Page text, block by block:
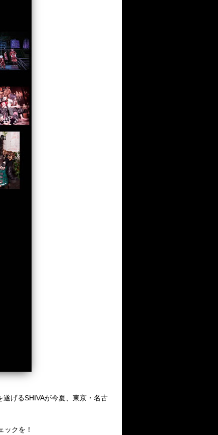
げるSHIVAが今夏、東京・名古
クを！